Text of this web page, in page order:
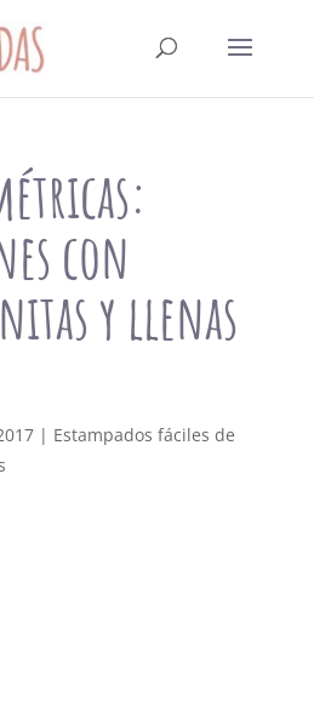
con
y llenas
| Estampados fáciles de